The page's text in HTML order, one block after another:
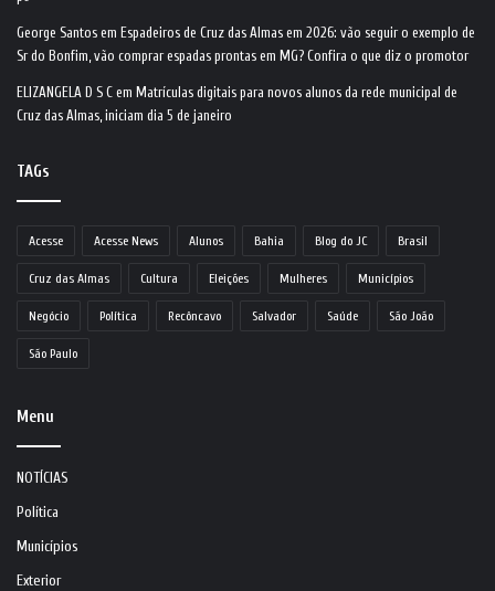
George Santos em Espadeiros de Cruz das Almas em 2026: vão seguir o exemplo de
Sr do Bonfim, vão comprar espadas prontas em MG? Confira o que diz o promotor
ELIZANGELA D S C em Matrículas digitais para novos alunos da rede municipal de
Cruz das Almas, iniciam dia 5 de janeiro
TAGs
Acesse Acesse News Alunos Bahia Blog do JC Brasil
Cruz das Almas Cultura Eleições Mulheres Municípios
Negócio Política Recôncavo Salvador Saúde São João
São Paulo
Menu
NOTÍCIAS
Política
Municípios
Exterior